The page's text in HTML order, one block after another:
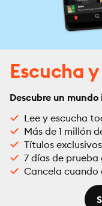
Escucha
Descubre un
Lee y escucha
Más de 1 millón
Títulos
7 días de prueba
Cancela cuando